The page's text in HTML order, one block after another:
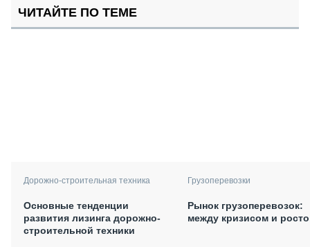
ЧИТАЙТЕ ПО ТЕМЕ
Дорожно-строительная техника
Основные тенденции
развития лизинга дорожно-
строительной техники
Грузоперевозки
Рынок грузоперевозок:
между кризисом и